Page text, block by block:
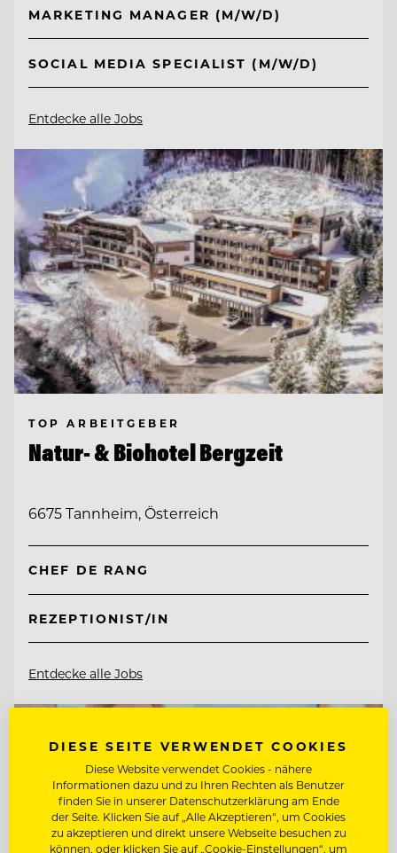
MARKETING MANAGER (M/W/D)
SOCIAL MEDIA SPECIALIST (M/W/D)
Entdecke alle Jobs
TOP ARBEITGEBER
Natur- & Biohotel Bergzeit
6675 Tannheim, Österreich
CHEF DE RANG
REZEPTIONIST/IN
Entdecke alle Jobs
DIESE SEITE VERWENDET COOKIES
Diese Website verwendet Cookies - nähere
Informationen dazu und zu Ihren Rechten als Benutzer
finden Sie in unserer Datenschutzerklärung am Ende
der Seite. Klicken Sie auf „Alle Akzeptieren“, um Cookies
zu akzeptieren und direkt unsere Webseite besuchen zu
können, oder klicken Sie auf „Cookie-Einstellungen“, um